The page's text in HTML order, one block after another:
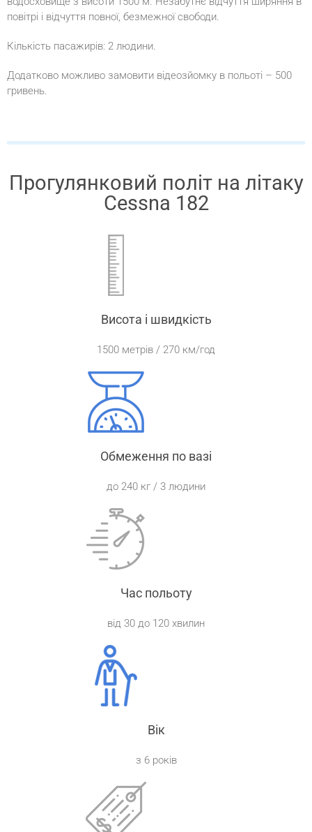
повітрі і відчуття повної, безмежної свободи.
Кількість пасажирів: 2 людини.
Додатково можливо замовити відеозйомку в польоті – 500
гривень.
Прогулянковий політ на літаку
Cessna 182
Висота і швидкість
1500 метрів / 270 км/год
Обмеження по вазі
до 240 кг / 3 людини
Час польоту
від 30 до 120 хвилин
Вік
з 6 років